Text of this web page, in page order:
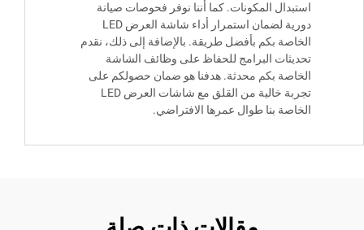
المكونات. كما أننا نوفر فحوصات صيانة
دورية لضمان استمرار أداء شاشة العرض LED
بكم بأفضل طريقة. بالإضافة إلى ذلك، نقدم
البرامج للحفاظ على وظائف الشاشة
بكم محدثة. هدفنا هو ضمان حصولكم على
تجربة خالية من القلق مع شاشات العرض LED
بنا طوال عمرها الافتراضي.